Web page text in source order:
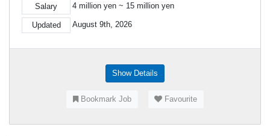
Salary 4 million yen ~ 15 million yen
Updated August 9th, 2026
Show Details
Bookmark Job Favourite